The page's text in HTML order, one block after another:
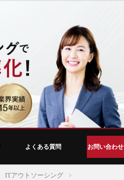
よくある質問 お問い合わせ
ITアウトソーシング